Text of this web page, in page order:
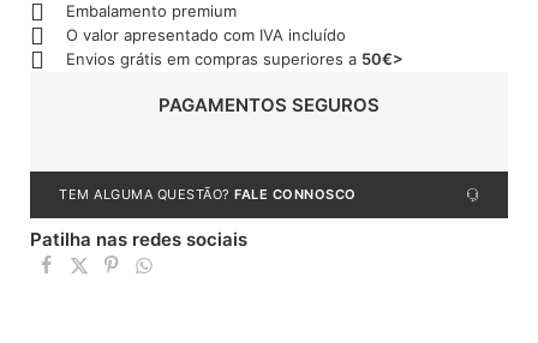
Embalamento premium
O valor apresentado com IVA incluído
Envios grátis em compras superiores a 50€>
PAGAMENTOS SEGUROS
TEM ALGUMA QUESTÃO? FALE CONNOSCO
Patilha nas redes sociais